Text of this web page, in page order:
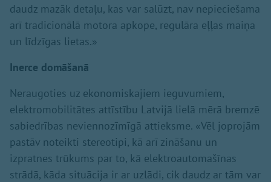
daudz mazāk detaļu, kas var salūzt, nav nepieciešama
arī tradicionālā motora apkope, regulāra eļļas maiņa
un līdzīgas lietas.»
Inerce domāšanā
Neraugoties uz ekonomiskajiem ieguvumiem,
elektromobilitātes attīstību Latvijā lielā mērā bremzē
sabiedrības neviennozīmīgā attieksme. «Vēl joprojām
pastāv noteikti stereotipi, kā arī zināšanu un
izpratnes trūkums par to, kā elektroautomašīnas
strādā, kāda situācija ir ar uzlādi, cik daudz ar tām var